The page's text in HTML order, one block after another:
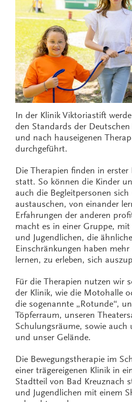
In der Klinik Viktoriastift
den Standards der
und nach hauseigenen
durchgeführt.
Die Therapien finden in
statt. So können die Kinder
auch die Begleitpersonen
austauschen, von einander
Erfahrungen der anderen
macht es in einer Gruppe, mit
und Jugendlichen, die
Einschränkungen haben
lernen, zu erleben, sich
Für die Therapien nutzen wir
der Klinik, wie die Motohalle
die sogenannte „Rotunde“,
Töpferraum, unseren
Schulungsräume, sowie auch
und unser Gelände.
Die Bewegungstherapie im
einer trägereigenen Klinik in
Stadtteil von Bad Kreuznach
und Jugendlichen mit einem